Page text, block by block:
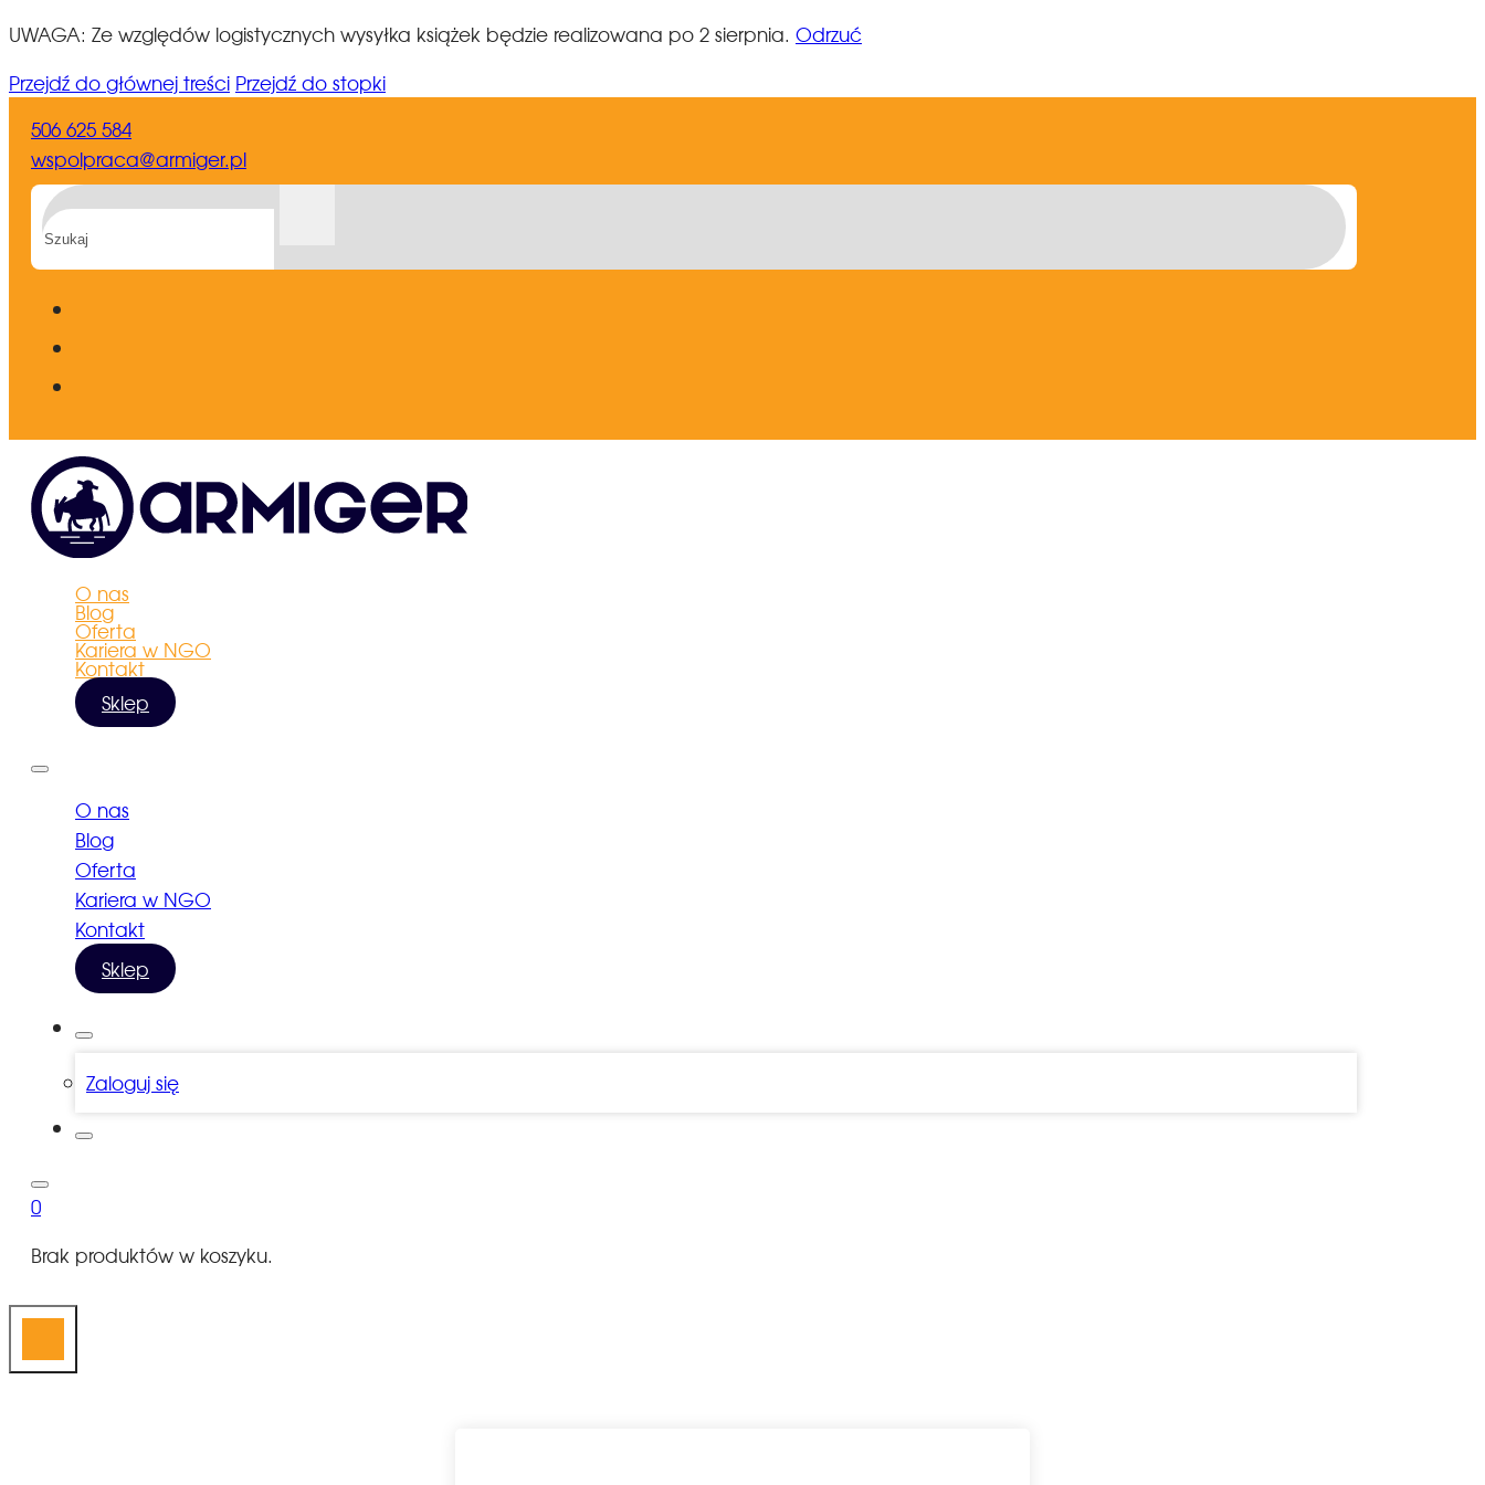
UWAGA: Ze względów logistycznych wysyłka książek będzie realizowana po 2 sierpnia. Odrzuć
Przejdź do głównej treści Przejdź do stopki
506 625 584
wspolpraca@armiger.pl
Szukaj
O nas
Blog
Oferta
Kariera w NGO
Kontakt
Sklep
O nas
Blog
Oferta
Kariera w NGO
Kontakt
Sklep
Zaloguj się
0
Brak produktów w koszyku.